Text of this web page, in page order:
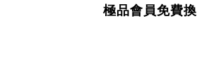
極品會員免費換